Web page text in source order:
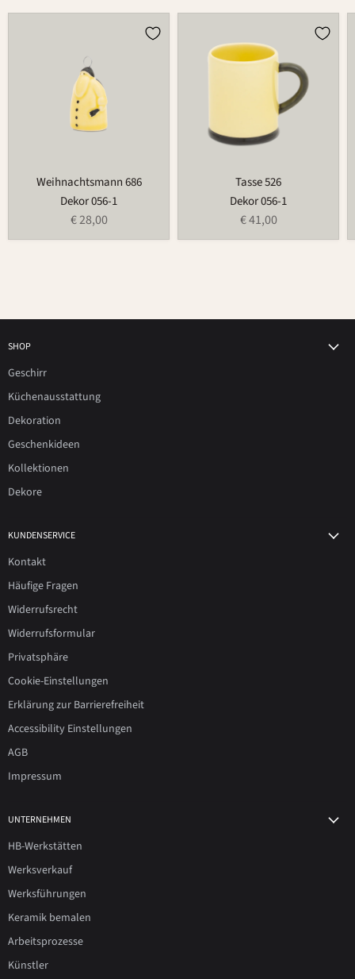
Weihnachtsmann 686
Dekor 056-1
€ 28,00
Tasse 526
Dekor 056-1
€ 41,00
SHOP
Geschirr
Küchenausstattung
Dekoration
Geschenkideen
Kollektionen
Dekore
KUNDENSERVICE
Kontakt
Häufige Fragen
Widerrufsrecht
Widerrufsformular
Privatsphäre
Cookie-Einstellungen
Erklärung zur Barrierefreiheit
Accessibility Einstellungen
AGB
Impressum
UNTERNEHMEN
HB-Werkstätten
Werksverkauf
Werksführungen
Keramik bemalen
Arbeitsprozesse
Künstler